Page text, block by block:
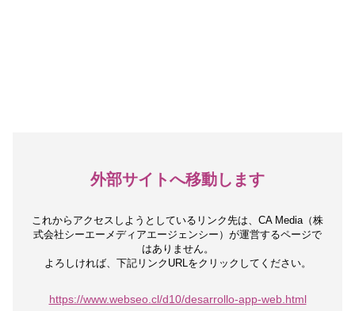
外部サイトへ移動します
これからアクセスしようとしているリンク先は、 CA Media（株
式会社シーエーメディアエージェンシー）が運営するページで
はありません。
よろしければ、下記リンクURLをクリックしてください。
https://www.webseo.cl/d10/desarrollo-app-web.html